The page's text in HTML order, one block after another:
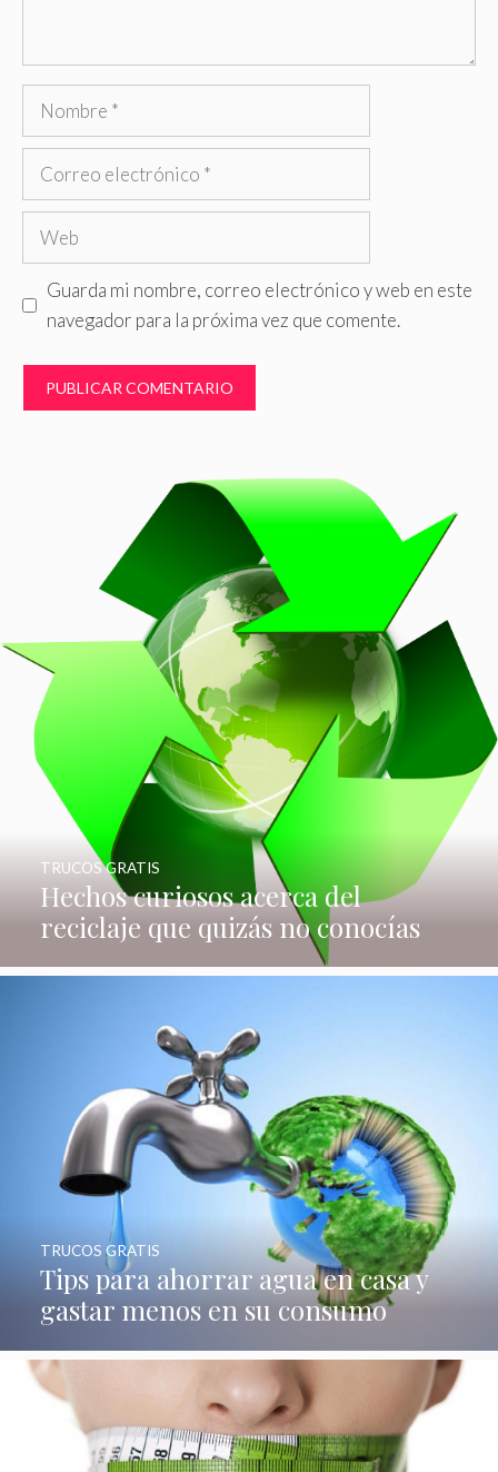
Nombre
Correo
Web
Guarda mi nombre, correo electrónico y web en este
navegador para la próxima vez que comente.
Hechos curiosos acerca del
reciclaje que quizás no conocías
TRUCOS GRATIS
Tips para ahorrar agua en casa y
gastar menos en su consumo
TRUCOS GRATIS